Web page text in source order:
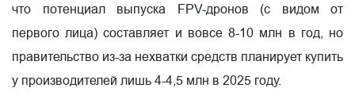
что потенциал выпуска FPV-дронов (с видом от
первого лица) составляет и вовсе 8-10 млн в год, но
правительство из-за нехватки средств планирует купить
у производителей лишь 4-4,5 млн в 2025 году.